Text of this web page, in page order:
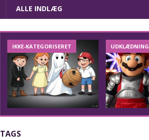
ALLE INDLÆG
IKKE-KATEGORISERET UDKLÆDNING
TAGS